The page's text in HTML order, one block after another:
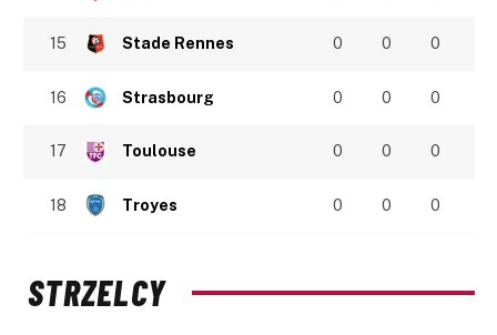
15 Stade Rennes 0 0 0
16 Strasbourg 0 0 0
17 Toulouse 0 0 0
18 Troyes 0 0 0
STRZELCY